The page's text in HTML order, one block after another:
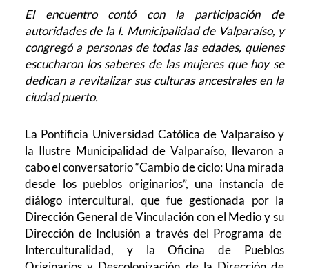
El encuentro contó con la participación de
autoridades de la I. Municipalidad de Valparaíso, y
congregó a personas de todas las edades, quienes
escucharon los saberes de las mujeres que hoy se
dedican a revitalizar sus culturas ancestrales en la
ciudad puerto.
La Pontificia Universidad Católica de Valparaíso y
la Ilustre Municipalidad de Valparaíso, llevaron a
cabo el conversatorio “Cambio de ciclo: Una mirada
desde los pueblos originarios”, una instancia de
diálogo intercultural, que fue gestionada por la
Dirección General de Vinculación con el Medio y su
Dirección de Inclusión a través del Programa de
Interculturalidad, y la Oficina de Pueblos